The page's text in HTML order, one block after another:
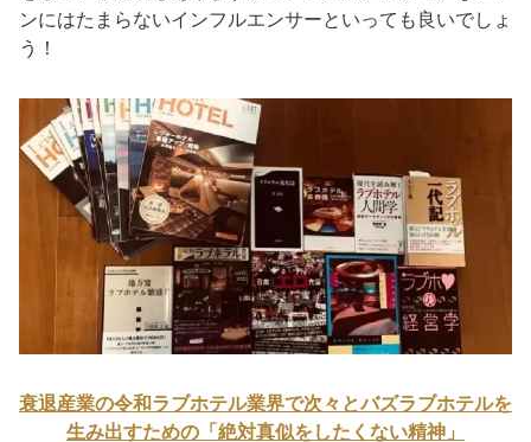
ンにはたまらないインフルエンサーといっても良いでしょ
う！
衰退産業の令和ラブホテル業界で次々とバズラブホテルを
生み出すための「絶対真似をしたくない精神」